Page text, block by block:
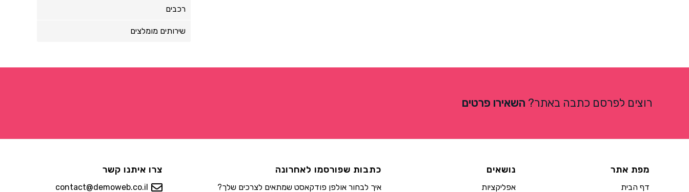
רכבים
שירותים מומלצים
רוצים לפרסם כתבה באתר? השאירו פרטים
מפת אתר
דף הבית
נושאים
אפליקציות
כתבות שפורסמו לאחרונה
איך לבחור אולפן פודקאסט שמתאים לצרכים שלך?
צרו איתנו קשר
contact@demoweb.co.il